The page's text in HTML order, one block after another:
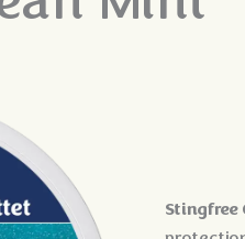
Stingfree